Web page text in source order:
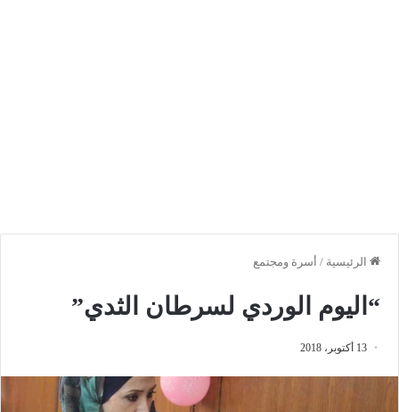
الرئيسية / أسرة ومجتمع
“اليوم الوردي لسرطان الثدي”
13 أكتوبر، 2018